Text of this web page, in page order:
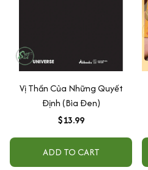
Vị Thần Của Những Quyết
Định (Bìa Đen)
$13.99
ADD TO CART